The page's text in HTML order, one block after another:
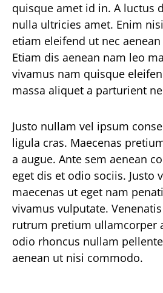
quisque amet id in. A luctus
nulla ultricies amet. Enim
etiam eleifend ut nec
Etiam dis aenean nam leo
vivamus nam quisque
massa aliquet a parturient
Justo nullam vel ipsum
ligula cras. Maecenas
a augue. Ante sem aenean
eget dis et odio sociis. Justo
maecenas ut eget nam
vivamus vulputate.
rutrum pretium ullamcorper
odio rhoncus nullam
aenean ut nisi commodo.